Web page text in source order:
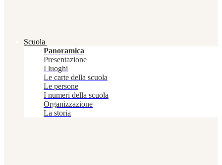
Scuola
Panoramica
Presentazione
I luoghi
Le carte della scuola
Le persone
I numeri della scuola
Organizzazione
La storia